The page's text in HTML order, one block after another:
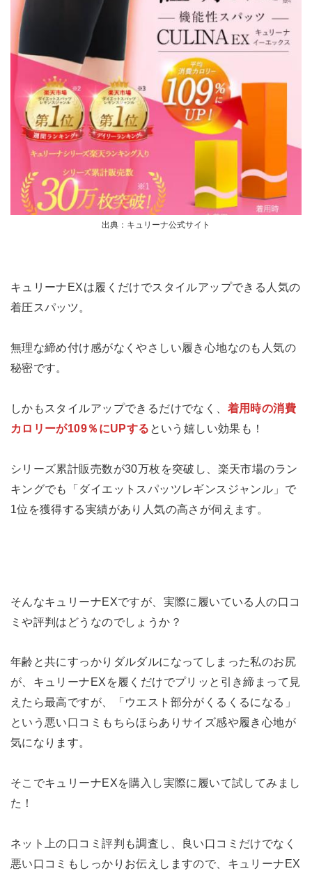
出典：キュリーナ公式サイト
キュリーナEXは履くだけでスタイルアップできる人気の
着圧スパッツ。
無理な締め付け感がなくやさしい履き心地なのも人気の
秘密です。
しかもスタイルアップできるだけでなく、 着用時の消費
カロリーが109％にUPする という嬉しい効果も！
シリーズ累計販売数が30万枚を突破し、楽天市場のラン
キングでも「ダイエットスパッツレギンスジャンル」で
1位を獲得する実績があり人気の高さが伺えます。
そんなキュリーナEXですが、実際に履いている人の口コ
ミや評判はどうなのでしょうか？
年齢と共にすっかりダルダルになってしまった私のお尻
が、キュリーナEXを履くだけでプリッと引き締まって見
えたら最高ですが、「ウエスト部分がくるくるになる」
という悪い口コミもちらほらありサイズ感や履き心地が
気になります。
そこでキュリーナEXを購入し実際に履いて試してみまし
た！
ネット上の口コミ評判も調査し、良い口コミだけでなく
悪い口コミもしっかりお伝えしますので、キュリーナEX